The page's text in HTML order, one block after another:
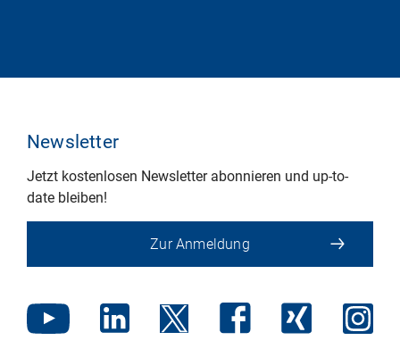
Newsletter
Jetzt kostenlosen Newsletter abonnieren und up-to-
date bleiben!
Zur Anmeldung